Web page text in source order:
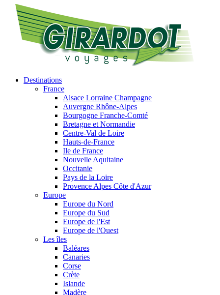
Destinations
France
Alsace Lorraine Champagne
Auvergne Rhône-Alpes
Bourgogne Franche-Comté
Bretagne et Normandie
Centre-Val de Loire
Hauts-de-France
Ile de France
Nouvelle Aquitaine
Occitanie
Pays de la Loire
Provence Alpes Côte d'Azur
Europe
Europe du Nord
Europe du Sud
Europe de l'Est
Europe de l'Ouest
Les îles
Baléares
Canaries
Corse
Crète
Islande
Madère